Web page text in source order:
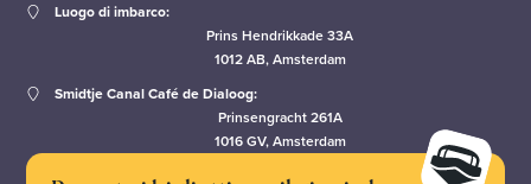
Luogo di imbarco:
Prins Hendrikkade 33A
1012 AB, Amsterdam
Smidtje Canal Café de Dialoog:
Prinsengracht 261A
1016 GV, Amsterdam